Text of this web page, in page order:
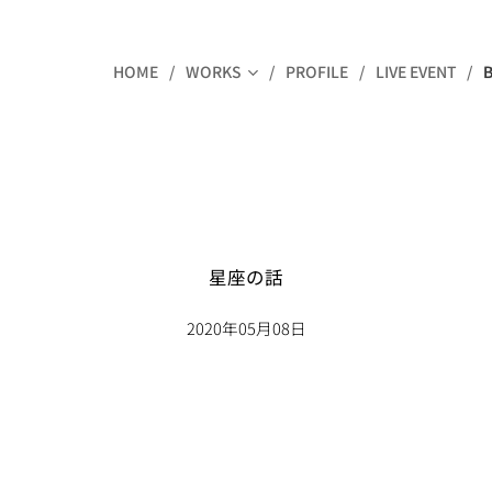
HOME WORKS PROFILE LIVE EVENT
星座の話
2020年05月08日